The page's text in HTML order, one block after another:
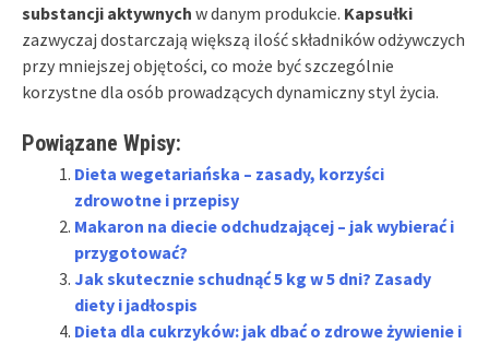
substancji aktywnych w danym produkcie. Kapsułki
zazwyczaj dostarczają większą ilość składników odżywczych
przy mniejszej objętości, co może być szczególnie
korzystne dla osób prowadzących dynamiczny styl życia.
Powiązane Wpisy:
Dieta wegetariańska – zasady, korzyści
zdrowotne i przepisy
Makaron na diecie odchudzającej – jak wybierać i
przygotować?
Jak skutecznie schudnąć 5 kg w 5 dni? Zasady
diety i jadłospis
Dieta dla cukrzyków: jak dbać o zdrowe żywienie i